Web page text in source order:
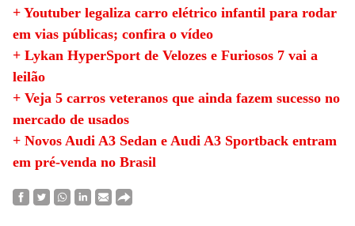
+ Youtuber legaliza carro elétrico infantil para rodar
em vias públicas; confira o vídeo
+ Lykan HyperSport de Velozes e Furiosos 7 vai a
leilão
+ Veja 5 carros veteranos que ainda fazem sucesso no
mercado de usados
+ Novos Audi A3 Sedan e Audi A3 Sportback entram
em pré-venda no Brasil